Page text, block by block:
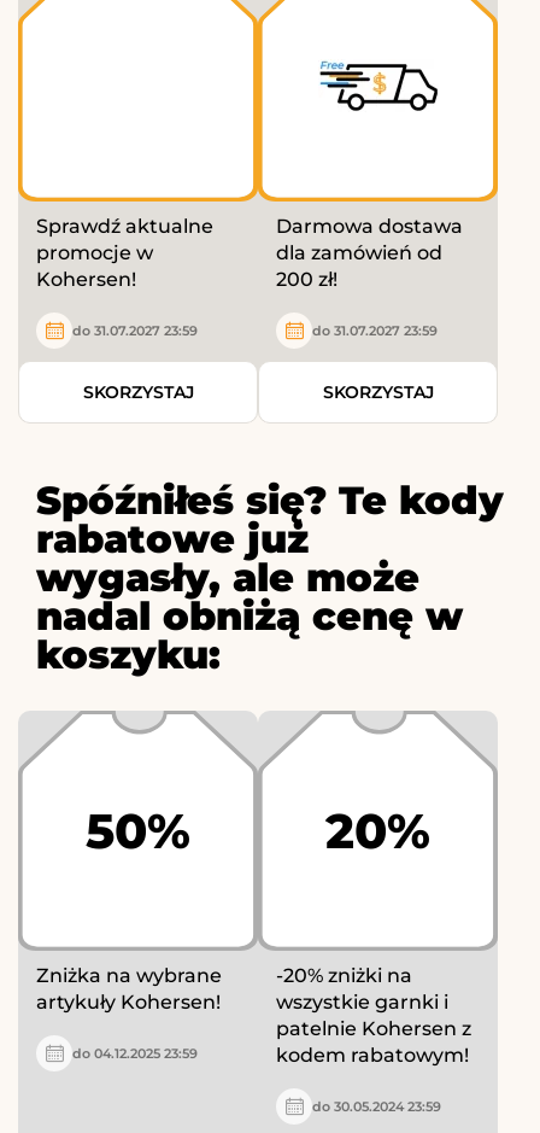
Sprawdź aktualne
promocje w
Kohersen!
do 31.07.2027 23:59
SKORZYSTAJ
Darmowa dostawa
dla zamówień od
200 zł!
do 31.07.2027 23:59
SKORZYSTAJ
Spóźniłeś się? Te kody
rabatowe już
wygasły, ale może
nadal obniżą cenę w
koszyku:
50%
Zniżka na wybrane
artykuły Kohersen!
do 04.12.2025 23:59
20%
-20% zniżki na
wszystkie garnki i
patelnie Kohersen z
kodem rabatowym!
do 30.05.2024 23:59